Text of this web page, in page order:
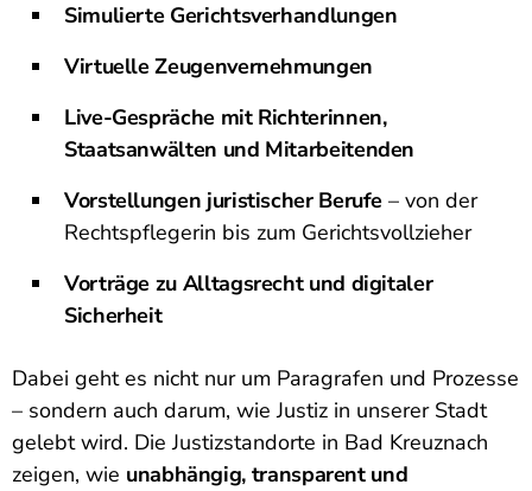
Simulierte Gerichtsverhandlungen
Virtuelle Zeugenvernehmungen
Live-Gespräche mit Richterinnen,
Staatsanwälten und Mitarbeitenden
Vorstellungen juristischer Berufe – von der
Rechtspflegerin bis zum Gerichtsvollzieher
Vorträge zu Alltagsrecht und digitaler
Sicherheit
Dabei geht es nicht nur um Paragrafen und Prozesse
– sondern auch darum, wie Justiz in unserer Stadt
gelebt wird. Die Justizstandorte in Bad Kreuznach
zeigen, wie unabhängig, transparent und